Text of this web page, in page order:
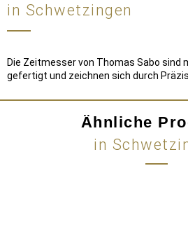
in Schwetzingen
Die Zeitmesser von Thomas Sabo sind
gefertigt und zeichnen sich durch
Ähnliche
in